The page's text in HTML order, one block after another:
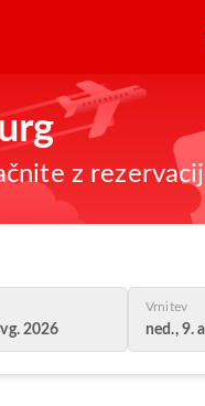
z
2026
Vrnitev
ned., 9.